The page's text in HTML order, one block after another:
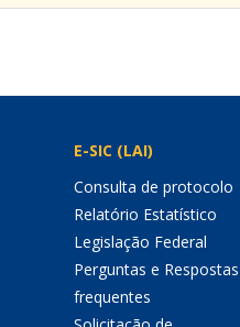
E-SIC (LAI)
Consulta de protocolo
Relatório Estatístico
Legislação Federal
Perguntas e Respostas
frequentes